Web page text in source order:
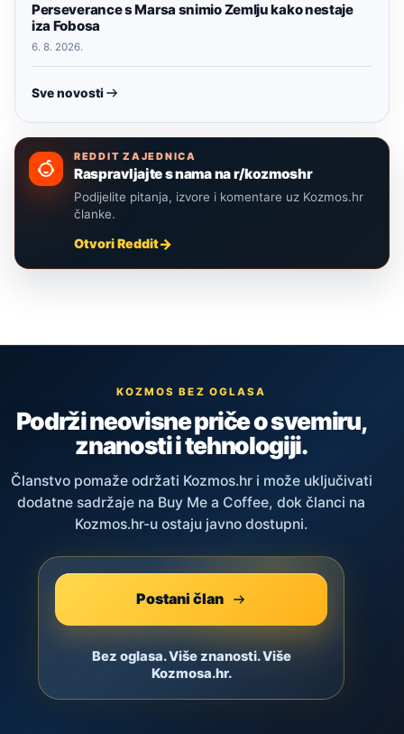
Perseverance s Marsa snimio Zemlju kako nestaje
iza Fobosa
6. 8. 2026.
Sve novosti
REDDIT ZAJEDNICA
Raspravljajte s nama na r/kozmoshr
Podijelite pitanja, izvore i komentare uz Kozmos.hr
članke.
Otvori Reddit
KOZMOS BEZ OGLASA
Podrži neovisne priče o svemiru,
znanosti i tehnologiji.
Članstvo pomaže održati Kozmos.hr i može uključivati
dodatne sadržaje na Buy Me a Coffee, dok članci na
Kozmos.hr-u ostaju javno dostupni.
Postani član
Bez oglasa. Više znanosti. Više
Kozmosa.hr.